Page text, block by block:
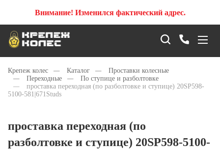
Внимание! Изменился фактический адрес.
Крепеж колес — Каталог —
Проставки колесные
—
Переходные —
По ступице и разболтовке
—
проставка переходная (по разболтовке и ступице) 20SP598-
5100-581|671Studs
проставка переходная (по
разболтовке и ступице) 20SP598-5100-